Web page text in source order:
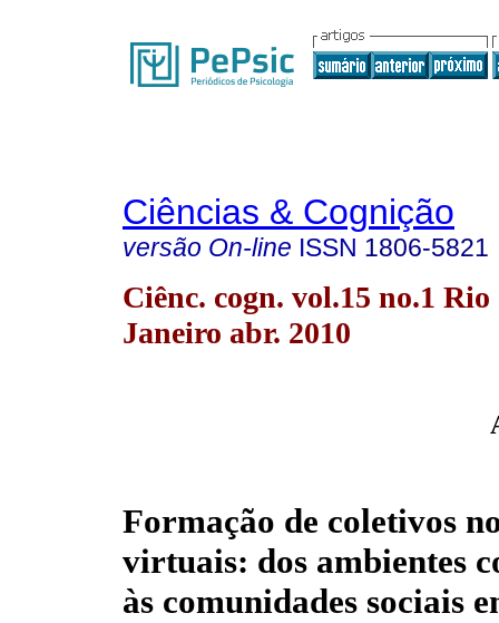
Ciências & Cognição
versão On-line ISSN 1806-5821
Ciênc. cogn. vol.15 no.1 Rio
Janeiro abr. 2010
Formação de coletivos
virtuais: dos ambientes
às comunidades sociais